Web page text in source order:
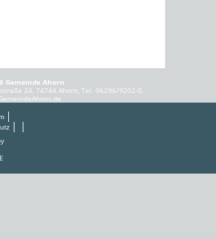
Gemeinde Ahorn
24, 74744 Ahorn, Tel. 06296/9202-0,